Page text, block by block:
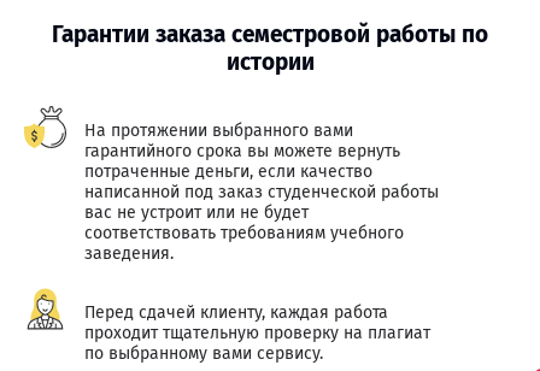
Гарантии заказа семестровой работы по
истории
На протяжении выбранного вами
гарантийного срока вы можете вернуть
потраченные деньги, если качество
написанной под заказ студенческой работы
вас не устроит или не будет
соответствовать требованиям учебного
заведения.
Перед сдачей клиенту, каждая работа
проходит тщательную проверку на плагиат
по выбранному вами сервису.